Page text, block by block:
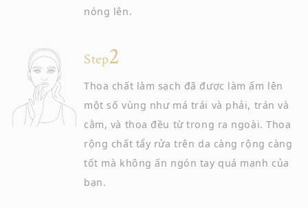
nóng lên.
Step
Thoa chất làm sạch đã được làm ấm lên
một số vùng như má trái và phải, trán và
cằm, và thoa đều từ trong ra ngoài. Thoa
rộng chất tẩy rửa trên da càng rộng càng
tốt mà không ấn ngón tay quá mạnh của
bạn.